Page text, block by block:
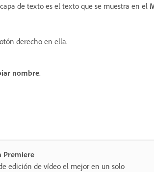
de texto es el texto que se muestra en el
derecho en ella.
nombre.
Premiere
edición de vídeo el mejor en un solo